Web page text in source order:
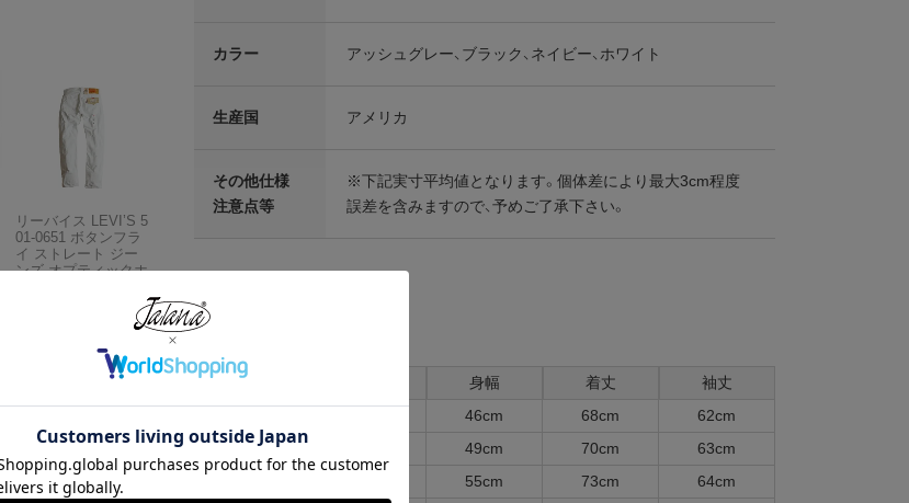
カラー アッシュグレー、ブラック、ネイビー、ホワイト
生産国 アメリカ
その他仕様
注意点等
※下記実寸平均値となります。個体差により最大3cm程度
誤差を含みますので、予めご了承下さい。
各部実寸平均値
サイズ 身幅 着丈
袖丈
46cm 68cm
62cm
M
49cm 70cm
63cm
55cm 73cm
64cm
リーバイス LEVI’S 5
01-0651 ボタンフラ
イ ストレート ジー
ンズ オプティックホ